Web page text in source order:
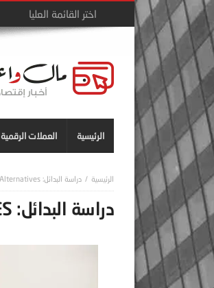
الرئيسية العملات الرقمية
دراسة البدائل: Study of Alternatives
دراسة البدائل: STUDY OF ALTERNATIVES